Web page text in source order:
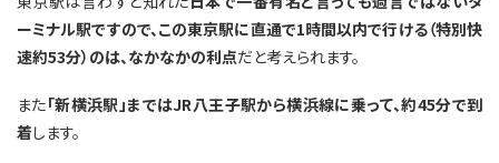
ーミナル駅ですので、この東京駅に直通で1時間以内で行ける（特別快
速約53分）のは、なかなかの利点だと考えられます。
また「新横浜駅」まではJR八王子駅から横浜線に乗って、約45分で到
着します。